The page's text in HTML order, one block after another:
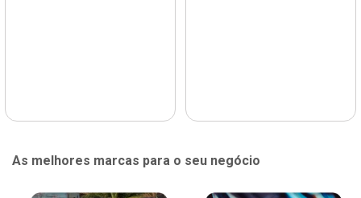
As melhores marcas para o seu negócio